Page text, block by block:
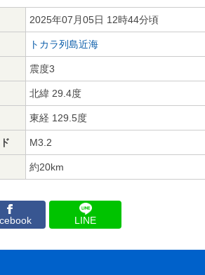
2025年07月05日 12時44分頃
トカラ列島近海
震度3
北緯 29.4度
東経 129.5度
M3.2
約20km
LINE